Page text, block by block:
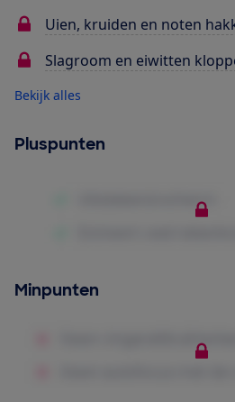
Uien, kruiden en noten
Slagroom en eiwitten
Bekijk alles
Pluspunten
Minpunten